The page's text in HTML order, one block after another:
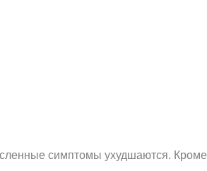
симптомы ухудшаются. Кроме